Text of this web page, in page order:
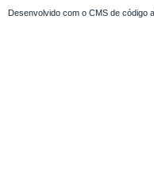
Desenvolvido com o CMS de código